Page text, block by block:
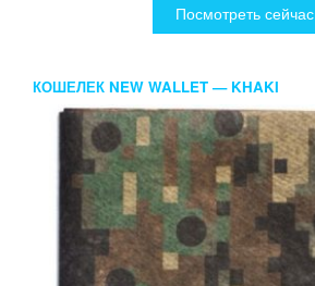
Посмотреть сейчас
КОШЕЛЕК NEW WALLET — KHAKI